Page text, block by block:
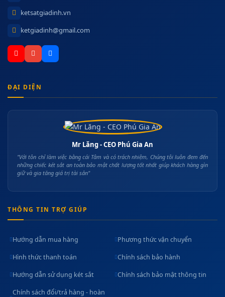
ketsatgiadinh.vn
ketgiadinh@gmail.com
ĐẠI DIỆN
Mr Lăng - CEO Phú Gia An
"Với tôn chỉ làm việc bằng cái Tâm và có trách nhiệm, Chúng tôi luôn đem đến
những chiếc két sắt an toàn bảo mật chất lượng tốt nhất giúp khách hàng gìn
giữ và gia tăng giá trị tài sản"
THÔNG TIN TRỢ GIÚP
Hướng dẫn mua hàng Phương thức vận chuyển
Hình thức thanh toán Chính sách bảo hành
Hướng dẫn sử dụng két sắt Chính sách bảo mật thông tin
Chính sách đổi/trả hàng - hoàn